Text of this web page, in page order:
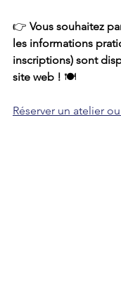
👉 Vous souhaitez
les informations
inscriptions) sont
site web ! 🍽️
Réserver un atelier